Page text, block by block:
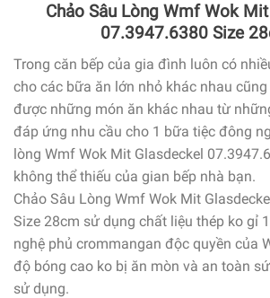
Chảo Sâu Lòng Wmf Wok
07.3947.6380 Size
Trong căn bếp của gia đình luôn có
cho các bữa ăn lớn nhỏ khác nhau
được những món ăn khác nhau từ
đáp ứng nhu cầu cho 1 bữa tiệc đông
lòng Wmf Wok Mit Glasdeckel
không thể thiếu của gian bếp nhà bạn.
Chảo Sâu Lòng Wmf Wok Mit
Size 28cm sử dụng chất liệu thép ko gỉ
nghệ phủ crommangan độc quyền của
độ bóng cao ko bị ăn mòn và an toàn
sử dụng.